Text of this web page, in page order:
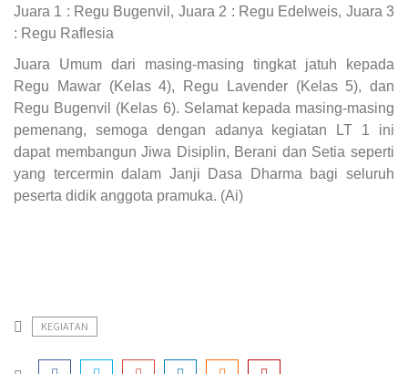
Juara 1 : Regu Bugenvil, Juara 2 : Regu Edelweis, Juara 3
: Regu Raflesia
Juara Umum dari masing-masing tingkat jatuh kepada
Regu Mawar (Kelas 4), Regu Lavender (Kelas 5), dan
Regu Bugenvil (Kelas 6). Selamat kepada masing-masing
pemenang, semoga dengan adanya kegiatan LT 1 ini
dapat membangun Jiwa Disiplin, Berani dan Setia seperti
yang tercermin dalam Janji Dasa Dharma bagi seluruh
peserta didik anggota pramuka. (Ai)
KEGIATAN